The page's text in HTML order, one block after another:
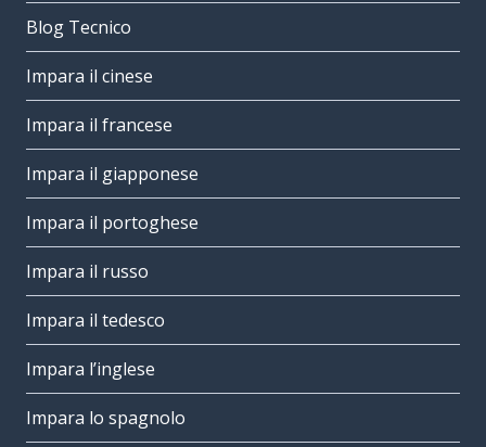
Blog Tecnico
Impara il cinese
Impara il francese
Impara il giapponese
Impara il portoghese
Impara il russo
Impara il tedesco
Impara l’inglese
Impara lo spagnolo